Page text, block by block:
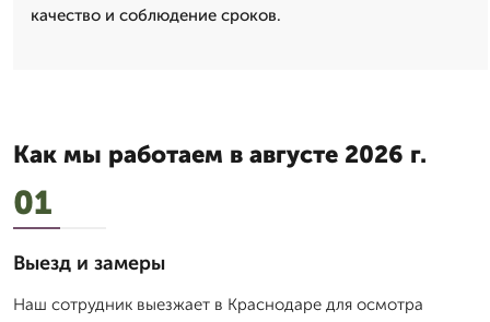
качество и соблюдение сроков.
Как мы работаем в августе 2026 г.
01
Выезд и замеры
Наш сотрудник выезжает в Краснодаре для осмотра